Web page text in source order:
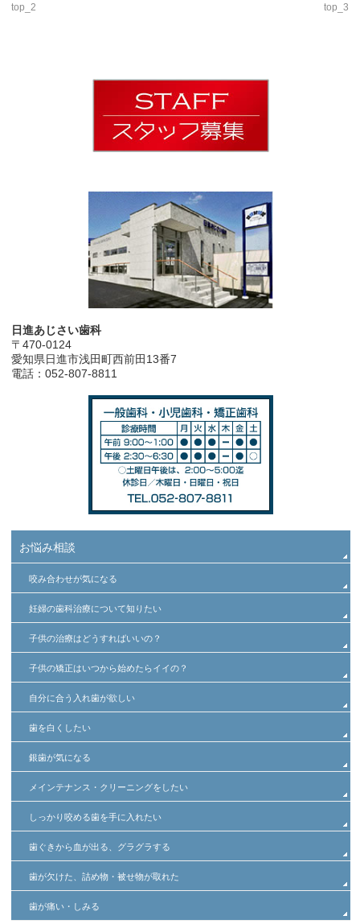
top_2 top_3
日進あじさい歯科
〒470-0124
愛知県日進市浅田町西前田13番7
電話：052-807-8811
お悩み相談
咬み合わせが気になる
妊婦の歯科治療について知りたい
子供の治療はどうすればいいの？
子供の矯正はいつから始めたらイイの？
自分に合う入れ歯が欲しい
歯を白くしたい
銀歯が気になる
メインテナンス・クリーニングをしたい
しっかり咬める歯を手に入れたい
歯ぐきから血が出る、グラグラする
歯が欠けた、詰め物・被せ物が取れた
歯が痛い・しみる